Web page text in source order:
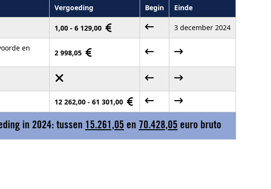
Vergoeding Begin Einde
1,00 - 6 129,00 3 december 2024
en
2 998,05
12 262,00 - 61 301,00
in 2024: tussen 15.261,05 en 70.428,05 euro bruto